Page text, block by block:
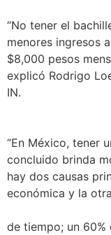
“No tener el
menores ingresos
$8,000 pesos
explicó Rodrigo
IN.
“En México, tener
concluido brinda
hay dos causas
económica y la
de tiempo; un 60%